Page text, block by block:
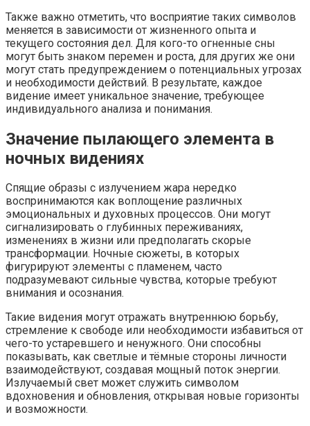
Также важно отметить, что восприятие таких символов
меняется в зависимости от жизненного опыта и
текущего состояния дел. Для кого-то огненные сны
могут быть знаком перемен и роста, для других же они
могут стать предупреждением о потенциальных угрозах
и необходимости действий. В результате, каждое
видение имеет уникальное значение, требующее
индивидуального анализа и понимания.
Значение пылающего элемента в
ночных видениях
Спящие образы с излучением жара нередко
воспринимаются как воплощение различных
эмоциональных и духовных процессов. Они могут
сигнализировать о глубинных переживаниях,
изменениях в жизни или предполагать скорые
трансформации. Ночные сюжеты, в которых
фигурируют элементы с пламенем, часто
подразумевают сильные чувства, которые требуют
внимания и осознания.
Такие видения могут отражать внутреннюю борьбу,
стремление к свободе или необходимости избавиться от
чего-то устаревшего и ненужного. Они способны
показывать, как светлые и тёмные стороны личности
взаимодействуют, создавая мощный поток энергии.
Излучаемый свет может служить символом
вдохновения и обновления, открывая новые горизонты
и возможности.